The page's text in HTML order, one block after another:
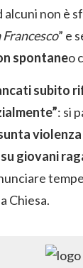
alcuni non è
” e
spontaneo
subito
: si
giovani
Chiesa.